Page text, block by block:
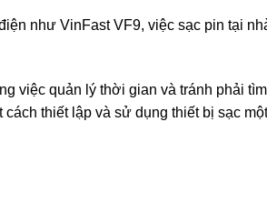
như VinFast VF9, việc sạc pin tại
việc quản lý thời gian và tránh phải
thiết lập và sử dụng thiết bị sạc